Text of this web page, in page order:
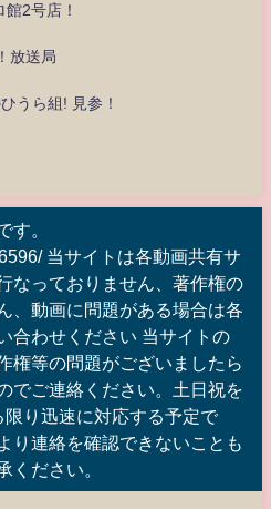
2号店！
放送局
うら組! 見参！
す。
当サイトは各動画共有サ
なっておりません、著作権の
、動画に問題がある場合は各
合わせください 当サイトの
権等の問題がございましたら
でご連絡ください。土日祝を
り迅速に対応する予定で
り連絡を確認できないことも
ください。